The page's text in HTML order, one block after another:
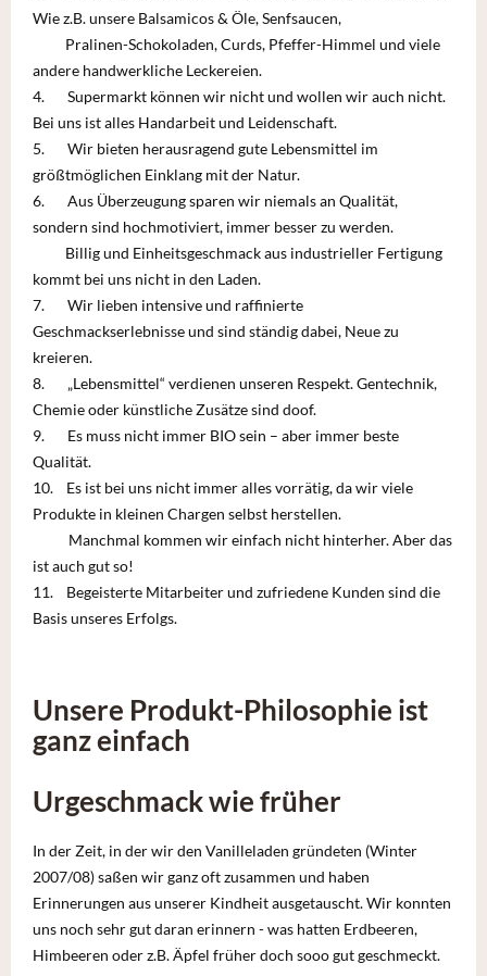
Wie z.B. unsere Balsamicos & Öle, Senfsaucen,
Pralinen-Schokoladen, Curds, Pfeffer-Himmel und viele
andere handwerkliche Leckereien.
4. Supermarkt können wir nicht und wollen wir auch nicht.
Bei uns ist alles Handarbeit und Leidenschaft.
5. Wir bieten herausragend gute Lebensmittel im
größtmöglichen Einklang mit der Natur.
6. Aus Überzeugung sparen wir niemals an Qualität,
sondern sind hochmotiviert, immer besser zu werden.
Billig und Einheitsgeschmack aus industrieller Fertigung
kommt bei uns nicht in den Laden.
7. Wir lieben intensive und raffinierte
Geschmackserlebnisse und sind ständig dabei, Neue zu
kreieren.
8. „Lebensmittel“ verdienen unseren Respekt. Gentechnik,
Chemie oder künstliche Zusätze sind doof.
9. Es muss nicht immer BIO sein – aber immer beste
Qualität.
10. Es ist bei uns nicht immer alles vorrätig, da wir viele
Produkte in kleinen Chargen selbst herstellen.
Manchmal kommen wir einfach nicht hinterher. Aber das
ist auch gut so!
11. Begeisterte Mitarbeiter und zufriedene Kunden sind die
Basis unseres Erfolgs.
Unsere Produkt-Philosophie ist
ganz einfach
Urgeschmack wie früher
In der Zeit, in der wir den Vanilleladen gründeten (Winter
2007/08) saßen wir ganz oft zusammen und haben
Erinnerungen aus unserer Kindheit ausgetauscht. Wir konnten
uns noch sehr gut daran erinnern - was hatten Erdbeeren,
Himbeeren oder z.B. Äpfel früher doch sooo gut geschmeckt.